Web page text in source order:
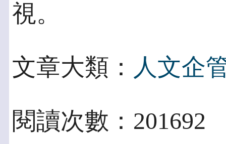
視。
文章大類： 人文企
閱讀次數：